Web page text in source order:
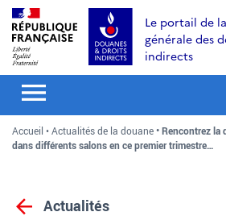
Aller
au
contenu
Aller
recherche
Aller
au
menu
Le portail de
générale des
indirects
Accueil Actualités de la douane
Rencontrez la
dans différents salons en ce premier trimestre…
Actualités